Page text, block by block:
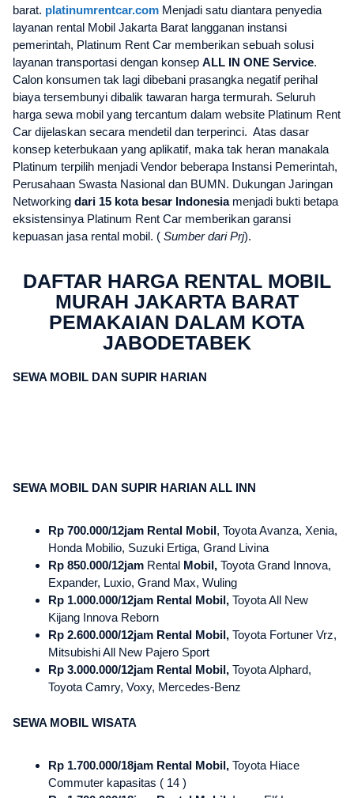
barat. platinumrentcar.com Menjadi satu diantara penyedia
layanan rental Mobil Jakarta Barat langganan instansi
pemerintah, Platinum Rent Car memberikan sebuah solusi
layanan transportasi dengan konsep ALL IN ONE Service.
Calon konsumen tak lagi dibebani prasangka negatif perihal
biaya tersembunyi dibalik tawaran harga termurah. Seluruh
harga sewa mobil yang tercantum dalam website Platinum Rent
Car dijelaskan secara mendetil dan terperinci. Atas dasar
konsep keterbukaan yang aplikatif, maka tak heran manakala
Platinum terpilih menjadi Vendor beberapa Instansi Pemerintah,
Perusahaan Swasta Nasional dan BUMN. Dukungan Jaringan
Networking dari 15 kota besar Indonesiamenjadi bukti betapa
eksistensinya Platinum Rent Car memberikan garansi
kepuasan jasa rental mobil. ( Sumber dari Prj).
DAFTAR HARGA RENTAL MOBIL
MURAH JAKARTA BARAT
PEMAKAIAN DALAM KOTA
JABODETABEK
SEWA MOBIL DAN SUPIR HARIAN
SEWA MOBIL DAN SUPIR HARIAN ALL INN
Rp 700.000/12jam Rental Mobil, Toyota Avanza, Xenia,
Honda Mobilio, Suzuki Ertiga, Grand Livina
Rp 850.000/12jam Rental Mobil, Toyota Grand Innova,
Expander, Luxio, Grand Max, Wuling
Rp 1.000.000/12jam Rental Mobil, Toyota All New
Kijang Innova Reborn
Rp 2.600.000/12jam Rental Mobil, Toyota Fortuner Vrz,
Mitsubishi All New Pajero Sport
Rp 3.000.000/12jam Rental Mobil, Toyota Alphard,
Toyota Camry, Voxy, Mercedes-Benz
SEWA MOBIL WISATA
Rp 1.700.000/18jam Rental Mobil, Toyota Hiace
Commuter kapasitas ( 14 )